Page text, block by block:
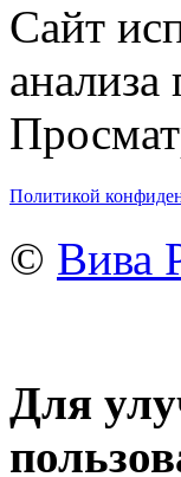
Сайт
Политикой
© Вива
Для